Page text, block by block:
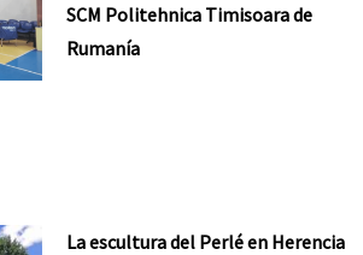
SCM Politehnica Timisoara de
Rumanía
La escultura del Perlé en Herencia